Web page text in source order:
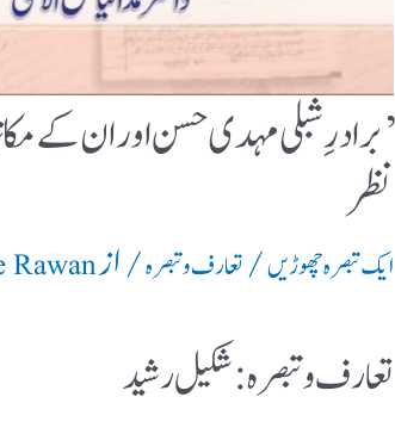
’ برادرِ شبلی مہدی حسن اور ان کے
نظر
ایک تبصرہ چھوڑیں/تعارف و تبصرہ/ ازRawan
تعارف و تبصرہ : شکیل رشید